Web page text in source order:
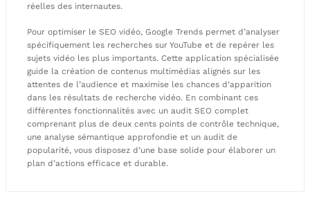
réelles des internautes.
Pour optimiser le SEO vidéo, Google Trends permet d’analyser
spécifiquement les recherches sur YouTube et de repérer les
sujets vidéo les plus importants. Cette application spécialisée
guide la création de contenus multimédias alignés sur les
attentes de l’audience et maximise les chances d’apparition
dans les résultats de recherche vidéo. En combinant ces
différentes fonctionnalités avec un audit SEO complet
comprenant plus de deux cents points de contrôle technique,
une analyse sémantique approfondie et un audit de
popularité, vous disposez d’une base solide pour élaborer un
plan d’actions efficace et durable.